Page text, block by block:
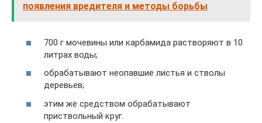
появления вредителя и методы борьбы
700 г мочевины или карбамида растворяют в 10
литрах воды;
обрабатывают неопавшие листья и стволы
деревьев;
этим же средством обрабатывают
приствольный круг.